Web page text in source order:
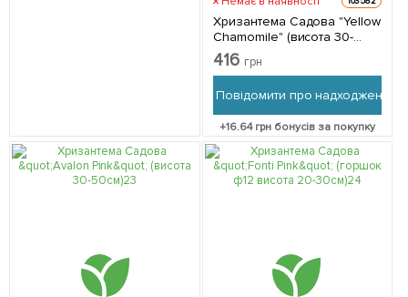
Хризантема Садова "Yellow
Chamomile" (висота 30-
50см) 1 саджанець в
упаковці
416 грн
Повідомити про надходження
+16.64грн бонусів за покупку